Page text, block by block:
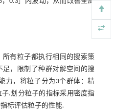
有粒子都执行相同的搜索策
，限制了种群对解空间的搜
力，将粒子分为3个群体：精
.划分粒子的指标采用密度指
标评估粒子的性能.